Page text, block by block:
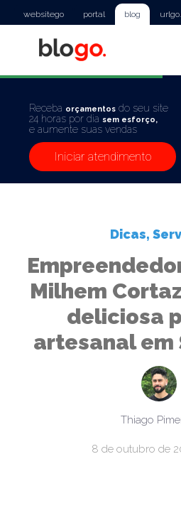
websitego portal blog
Receba orçamentos do seu site
24 horas por dia sem esforço,
e aumente suas vendas
Iniciar atendimento
Dicas,
Milhem
deliciosa
artesanal em
Thiago
8 de outubro de